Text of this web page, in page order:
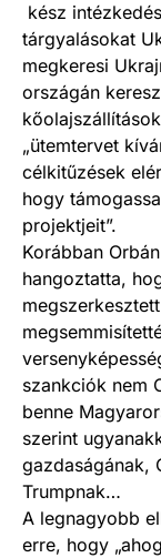
kész
tárgyalásokat
megkeresi
országán
„ütemtervet
célkitűzések
hogy
projektjeit”.
Korábban
hangoztatta,
szankciók nem
benne
szerint
gazdaságának,
Trumpnak…
A legnagyobb
erre, hogy